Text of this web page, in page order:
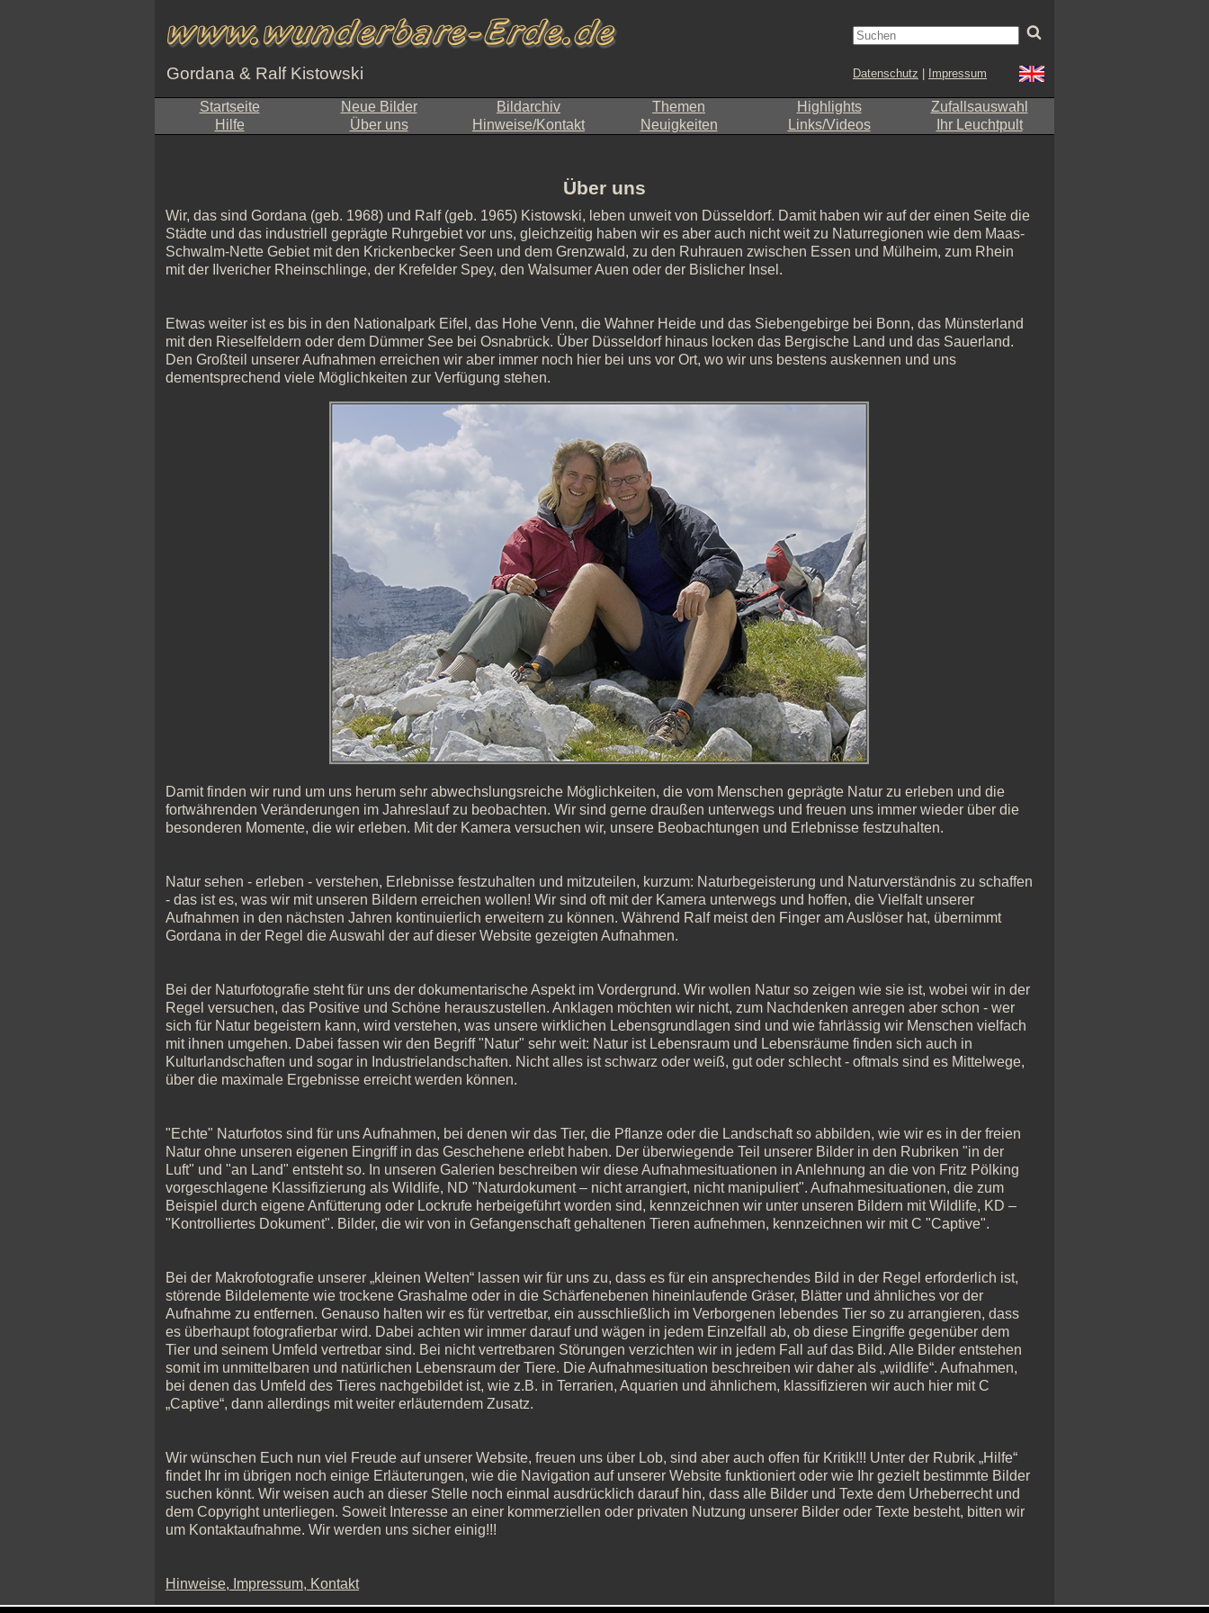
Gordana & Ralf Kistowski Datenschutz Impressum
Startseite Neue Bilder Bildarchiv Themen Highlights
Zufallsauswahl
Hilfe
Über uns Hinweise/Kontakt Neuigkeiten Links/Videos Ihr Leuchtpult
Über uns
Wir, das sind Gordana (geb. 1968) und Ralf (geb. 1965) Kistowski, leben unweit von Düsseldorf. Damit haben wir auf der einen Seite die
Städte und das industriell geprägte Ruhrgebiet vor uns, gleichzeitig haben wir es aber auch nicht weit zu Naturregionen wie dem Maas-
Schwalm-Nette Gebiet mit den Krickenbecker Seen und dem Grenzwald, zu den Ruhrauen zwischen Essen und Mülheim, zum Rhein
mit der Ilvericher Rheinschlinge, der Krefelder Spey, den Walsumer Auen oder der Bislicher Insel.
Etwas weiter ist es bis in den Nationalpark Eifel, das Hohe Venn, die Wahner Heide und das Siebengebirge bei Bonn, das Münsterland
mit den Rieselfeldern oder dem Dümmer See bei Osnabrück. Über Düsseldorf hinaus locken das Bergische Land und das Sauerland.
Den Großteil unserer Aufnahmen erreichen wir aber immer noch hier bei uns vor Ort, wo wir uns bestens auskennen und uns
dementsprechend viele Möglichkeiten zur Verfügung stehen.
Damit finden wir rund um uns herum sehr abwechslungsreiche Möglichkeiten, die vom Menschen geprägte Natur zu erleben und die
fortwährenden Veränderungen im Jahreslauf zu beobachten. Wir sind gerne draußen unterwegs und freuen uns immer wieder über die
besonderen Momente, die wir erleben. Mit der Kamera versuchen wir, unsere Beobachtungen und Erlebnisse festzuhalten.
Natur sehen - erleben - verstehen, Erlebnisse festzuhalten und mitzuteilen, kurzum: Naturbegeisterung und Naturverständnis zu schaffen
- das ist es, was wir mit unseren Bildern erreichen wollen! Wir sind oft mit der Kamera unterwegs und hoffen, die Vielfalt unserer
Aufnahmen in den nächsten Jahren kontinuierlich erweitern zu können. Während Ralf meist den Finger am Auslöser hat, übernimmt
Gordana in der Regel die Auswahl der auf dieser Website gezeigten Aufnahmen.
Bei der Naturfotografie steht für uns der dokumentarische Aspekt im Vordergrund. Wir wollen Natur so zeigen wie sie ist, wobei wir in der
Regel versuchen, das Positive und Schöne herauszustellen. Anklagen möchten wir nicht, zum Nachdenken anregen aber schon - wer
sich für Natur begeistern kann, wird verstehen, was unsere wirklichen Lebensgrundlagen sind und wie fahrlässig wir Menschen vielfach
mit ihnen umgehen. Dabei fassen wir den Begriff "Natur" sehr weit: Natur ist Lebensraum und Lebensräume finden sich auch in
Kulturlandschaften und sogar in Industrielandschaften. Nicht alles ist schwarz oder weiß, gut oder schlecht - oftmals sind es Mittelwege,
über die maximale Ergebnisse erreicht werden können.
"Echte" Naturfotos sind für uns Aufnahmen, bei denen wir das Tier, die Pflanze oder die Landschaft so abbilden, wie wir es in der freien
Natur ohne unseren eigenen Eingriff in das Geschehene erlebt haben. Der überwiegende Teil unserer Bilder in den Rubriken "in der
Luft" und "an Land" entsteht so. In unseren Galerien beschreiben wir diese Aufnahmesituationen in Anlehnung an die von Fritz Pölking
vorgeschlagene Klassifizierung als Wildlife, ND "Naturdokument – nicht arrangiert, nicht manipuliert". Aufnahmesituationen, die zum
Beispiel durch eigene Anfütterung oder Lockrufe herbeigeführt worden sind, kennzeichnen wir unter unseren Bildern mit Wildlife, KD –
"Kontrolliertes Dokument". Bilder, die wir von in Gefangenschaft gehaltenen Tieren aufnehmen, kennzeichnen wir mit C "Captive".
Bei der Makrofotografie unserer „kleinen Welten“ lassen wir für uns zu, dass es für ein ansprechendes Bild in der Regel erforderlich ist,
störende Bildelemente wie trockene Grashalme oder in die Schärfenebenen hineinlaufende Gräser, Blätter und ähnliches vor der
Aufnahme zu entfernen. Genauso halten wir es für vertretbar, ein ausschließlich im Verborgenen lebendes Tier so zu arrangieren, dass
es überhaupt fotografierbar wird. Dabei achten wir immer darauf und wägen in jedem Einzelfall ab, ob diese Eingriffe gegenüber dem
Tier und seinem Umfeld vertretbar sind. Bei nicht vertretbaren Störungen verzichten wir in jedem Fall auf das Bild. Alle Bilder entstehen
somit im unmittelbaren und natürlichen Lebensraum der Tiere. Die Aufnahmesituation beschreiben wir daher als „wildlife“. Aufnahmen,
bei denen das Umfeld des Tieres nachgebildet ist, wie z.B. in Terrarien, Aquarien und ähnlichem, klassifizieren wir auch hier mit C
„Captive“, dann allerdings mit weiter erläuterndem Zusatz.
Wir wünschen Euch nun viel Freude auf unserer Website, freuen uns über Lob, sind aber auch offen für Kritik!!! Unter der Rubrik „Hilfe“
findet Ihr im übrigen noch einige Erläuterungen, wie die Navigation auf unserer Website funktioniert oder wie Ihr gezielt bestimmte Bilder
suchen könnt. Wir weisen auch an dieser Stelle noch einmal ausdrücklich darauf hin, dass alle Bilder und Texte dem Urheberrecht und
dem Copyright unterliegen. Soweit Interesse an einer kommerziellen oder privaten Nutzung unserer Bilder oder Texte besteht, bitten wir
um Kontaktaufnahme. Wir werden uns sicher einig!!!
Hinweise, Impressum, Kontakt